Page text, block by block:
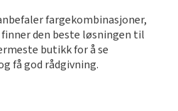
fargekombinasjoner,
den beste løsningen til
butikk for å se
få god rådgivning.